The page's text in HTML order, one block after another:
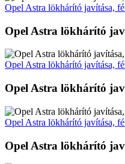
Opel Astra lökhárító javítása,
Opel Astra lökhárító
Opel Astra lökhárító javítása,
Opel Astra lökhárító
Opel Astra lökhárító javítása,
Opel Astra lökhárító